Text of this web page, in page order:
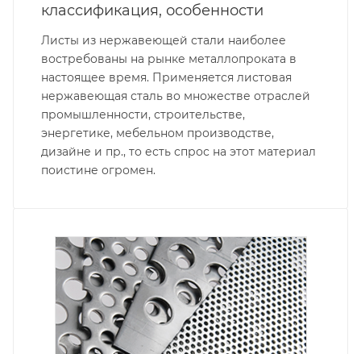
классификация, особенности
Листы из нержавеющей стали наиболее
востребованы на рынке металлопроката в
настоящее время. Применяется листовая
нержавеющая сталь во множестве отраслей
промышленности, строительстве,
энергетике, мебельном производстве,
дизайне и пр., то есть спрос на этот материал
поистине огромен.